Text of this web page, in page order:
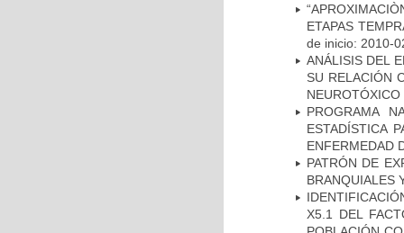
ETAPAS
de inicio: 2010-
ANÁLISIS DEL
SU RELACIÓN
NEUROTÓXICO
PROGRAMA
ESTADÍSTICA
ENFERMEDAD
PATRÓN DE
BRANQUIALES
X5.1 DEL